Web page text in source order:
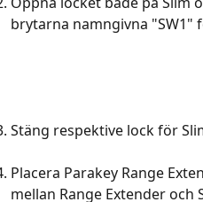
brytarna namngivna
Stäng respektive lock för
Placera Parakey Range
mellan Range Extender och